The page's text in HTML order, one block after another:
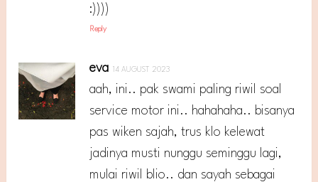
:))))
Reply
eva 14 AUGUST 2023
aah, ini.. pak swami paling riwil soal
service motor ini.. hahahaha.. bisanya
pas wiken sajah, trus klo kelewat
jadinya musti nunggu seminggu lagi,
mulai riwil blio.. dan sayah sebagai